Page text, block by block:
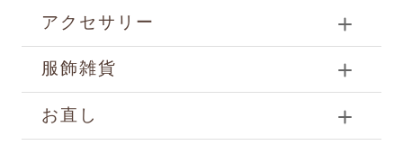
アクセサリー
服飾雑貨
お直し